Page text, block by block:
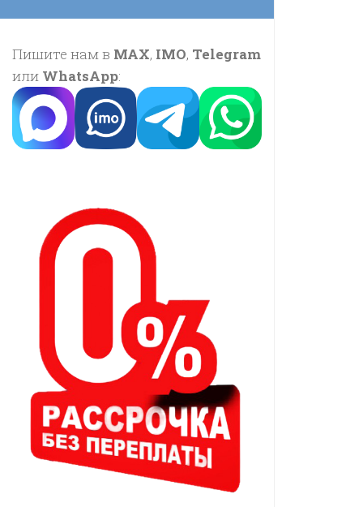
Пишите нам в MAX, IMO, Telegram
или WhatsApp: